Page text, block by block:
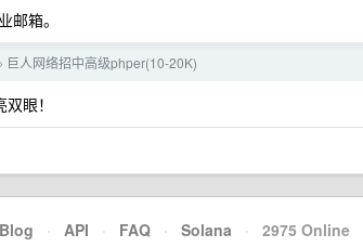
邮箱。
› 巨人网络招中高级phper(10-20K)
眼！
Blog · API · FAQ · Solana · 2975 Online